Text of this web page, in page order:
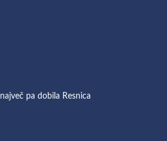
pa dobila Resnica